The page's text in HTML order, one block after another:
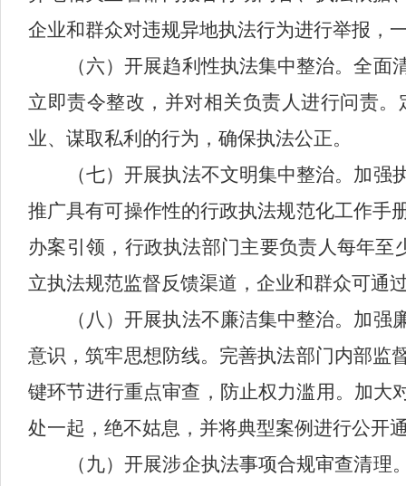
企业和群众对违规异地执法行为进行举报，
（六）开展趋利性执法集中整治。全面
立即责令整改，并对相关负责人进行问责
业、谋取私利的行为，确保执法公正。
（七）开展执法不文明集中整治。 加强
推广具有可操作性的行政执法规范化工作手
办案引领，行政执法部门主要负责人每年至
立执法规范监督反馈渠道，企业和群众可通
（八）开展执法不廉洁集中整治。 加强
意识，筑牢思想防线。完善执法部门内部监
键环节进行重点审查，防止权力滥用。加大
处一起，绝不姑息，并将典型案例进行公开
（九）开展涉企执法事项合规审查清理